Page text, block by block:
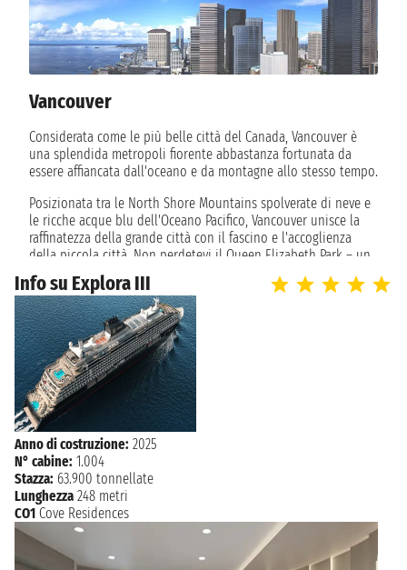
mercoledì 4 agosto 2027 NAVIGAZIONE
giovedì 5 agosto 2027 NAVIGAZIONE
venerdì 6 agosto 2027
ANCHORAGE
Vancouver
Considerata come le più belle città del Canada, Vancouver è
una splendida metropoli fiorente abbastanza fortunata da
essere affiancata dall'oceano e da montagne allo stesso tempo.
Posizionata tra le North Shore Mountains spolverate di neve e
le ricche acque blu dell'Oceano Pacifico, Vancouver unisce la
raffinatezza della grande città con il fascino e l'accoglienza
della piccola città. Non perdetevi il Queen Elizabeth Park – un
arboreto civico di 130 acri arricchiti con sculture dell'artista
moderna Henry Moore. Con i suoi numerosi parchi, spiagge,
giardini, musei, gallerie d'arte e diversità etnica, Vancouver è
uno di quei rari luoghi che realmente vivono fino alla sua
promessa di offrire qualcosa per tutti.
Info su Explora III
Anno di costruzione: 2025
N° cabine: 1.004
Stazza: 63.900 tonnellate
Lunghezza 248 metri
CO1 Cove Residences